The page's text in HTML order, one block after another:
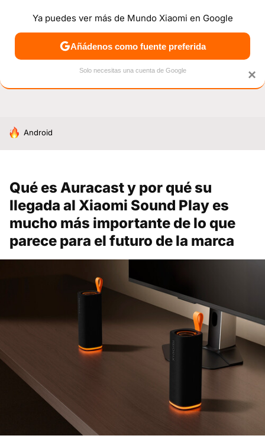
NOTICIAS MÓVILES TUTORIALES OFERTAS
HOY SE HABLA DE
Android
Qué es Auracast y por qué su
llegada al Xiaomi Sound Play es
mucho más importante de lo que
parece para el futuro de la marca
×
Ya puedes ver más de Mundo Xiaomi en Google
Añádenos como fuente preferida
Solo necesitas una cuenta de Google